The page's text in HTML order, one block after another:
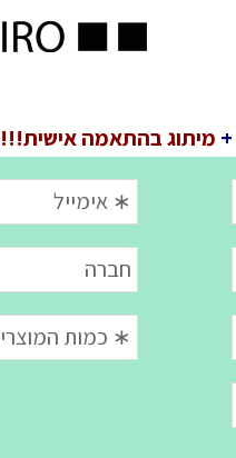
+ מיתוג בהתאמה אישית!!!